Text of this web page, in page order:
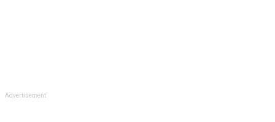
Advertisement